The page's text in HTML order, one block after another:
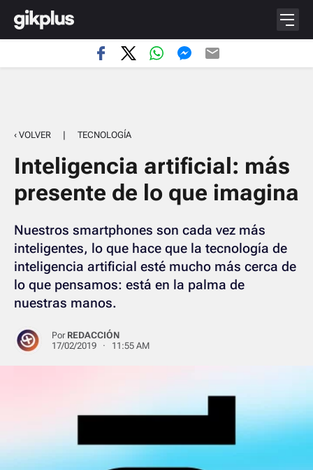
‹ VOLVER | TECNOLOGÍA
Inteligencia artificial: más
presente de lo que imagina
Nuestros smartphones son cada vez más
inteligentes, lo que hace que la tecnología de
inteligencia artificial esté mucho más cerca de
lo que pensamos: está en la palma de
nuestras manos.
Por REDACCIÓN
17/02/2019 · 11:55 AM